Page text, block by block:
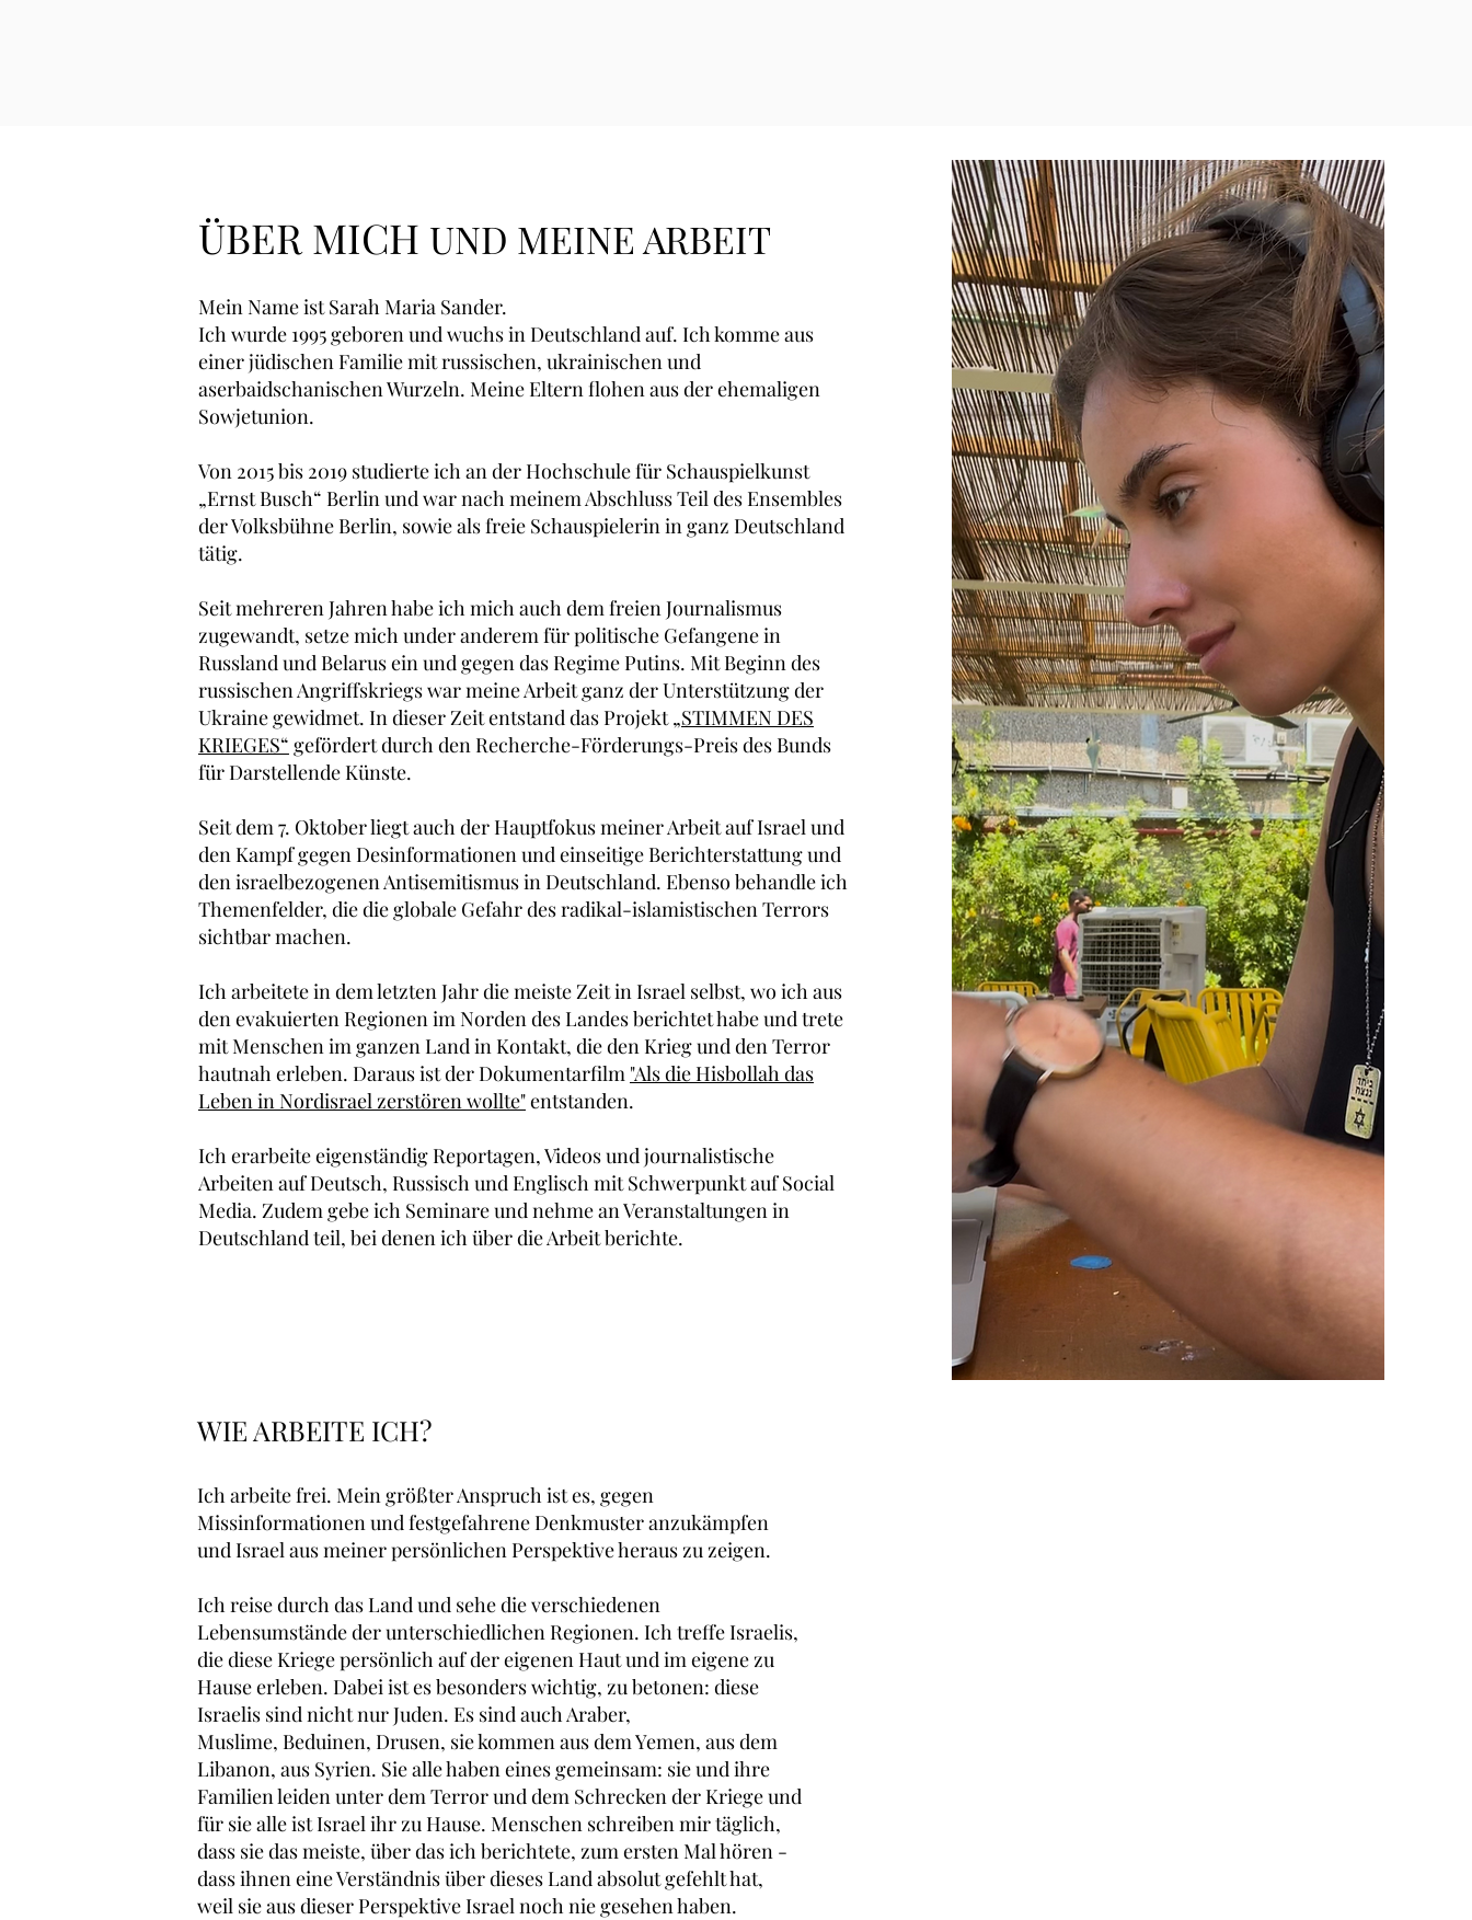
ÜBER MICH UND MEINE ARBEIT
Mein Name ist Sarah Maria Sander.
Ich wurde 1995 geboren und wuchs in Deutschland auf. Ich komme aus
einer jüdischen Familie mit russischen, ukrainischen und
aserbaidschanischen Wurzeln. Meine Eltern flohen aus der ehemaligen
Sowjetunion.
Von 2015 bis 2019 studierte ich an der Hochschule für Schauspielkunst
„Ernst Busch“ Berlin und war nach meinem Abschluss Teil des Ensembles
der Volksbühne Berlin, sowie als freie Schauspielerin in ganz Deutschland
tätig.
Seit mehreren Jahren habe ich mich auch dem freien Journalismus
zugewandt, setze mich under anderem für politische Gefangene in
Russland und Belarus ein und gegen das Regime Putins. Mit Beginn des
russischen Angriffskriegs war meine Arbeit ganz der Unterstützung der
Ukraine gewidmet. In dieser Zeit entstand das Projekt„STIMMEN DES
KRIEGES“ gefördert durch den Recherche-Förderungs-Preis des Bunds
für Darstellende Künste.
Seit dem 7. Oktober liegt auch der Hauptfokus meiner Arbeit auf Israel und
den Kampf gegen Desinformationen und einseitige Berichterstattung und
den israelbezogenen Antisemitismus in Deutschland. Ebenso behandle ich
Themenfelder, die die globale Gefahr des radikal-islamistischen Terrors
sichtbar machen.
Ich arbeitete in dem letzten Jahr die meiste Zeit in Israel selbst, wo ich aus
den evakuierten Regionen im Norden des Landes berichtet habe und trete
mit Menschen im ganzen Land in Kontakt, die den Krieg und den Terror
hautnah erleben. Daraus ist der Dokumentarfilm "Als die Hisbollah das
Leben in Nordisrael zerstören wollte"entstanden.
Ich erarbeite eigenständig Reportagen, Videos und journalistische
Arbeiten auf Deutsch, Russisch und Englisch mit Schwerpunkt auf Social
Media. Zudem gebe ich Seminare und nehme an Veranstaltungen in
Deutschland teil, bei denen ich über die Arbeit berichte. ​
WIE ARBEITE ICH?
Ich arbeite frei. Mein größter Anspruch ist es, gegen
Missinformationen und festgefahrene Denkmuster anzukämpfen
und Israel aus meiner persönlichen Perspektive heraus zu zeigen.
Ich reise durch das Land und sehe dieverschiedenen
Lebensumstände derunterschiedlichen Regionen. Ich treffe Israelis,
die diese Kriege persönlich auf der eigenen Haut und im eigene zu
Hause erleben. Dabei ist es besonders wichtig, zu betonen: diese
Israelis sind nicht nur Juden. Es sind auch Araber,
Muslime, Beduinen, Drusen, sie kommen aus dem Yemen, aus dem
Libanon, aus Syrien. Sie alle haben eines gemeinsam: sie und ihre
Familien leiden unter dem Terror und dem Schrecken der Kriege und
für sie alle ist Israel ihr zu Hause. Menschen schreiben mir täglich,
dass sie das meiste, über das ich berichtete, zum ersten Mal hören -
dass ihnen eine Verständnis über dieses Land absolut gefehlt hat,
weil sie aus dieser Perspektive Israel noch nie gesehen haben.